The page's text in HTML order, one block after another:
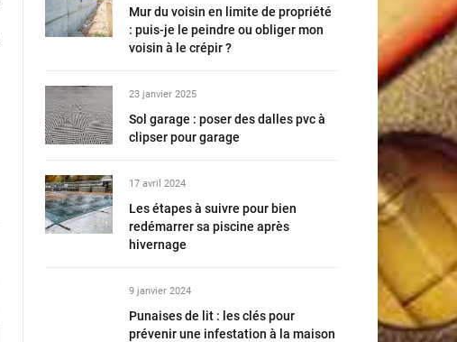
Mur du voisin en limite de propriété
: puis-je le peindre ou obliger mon
voisin à le crépir ?
23 janvier 2025
Sol garage : poser des dalles pvc à
clipser pour garage
17 avril 2024
Les étapes à suivre pour bien
redémarrer sa piscine après
hivernage
9 janvier 2024
Punaises de lit : les clés pour
prévenir une infestation à la maison